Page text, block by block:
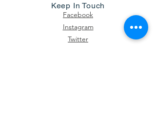
Keep In Touch
Facebook
Instagram
Twitter